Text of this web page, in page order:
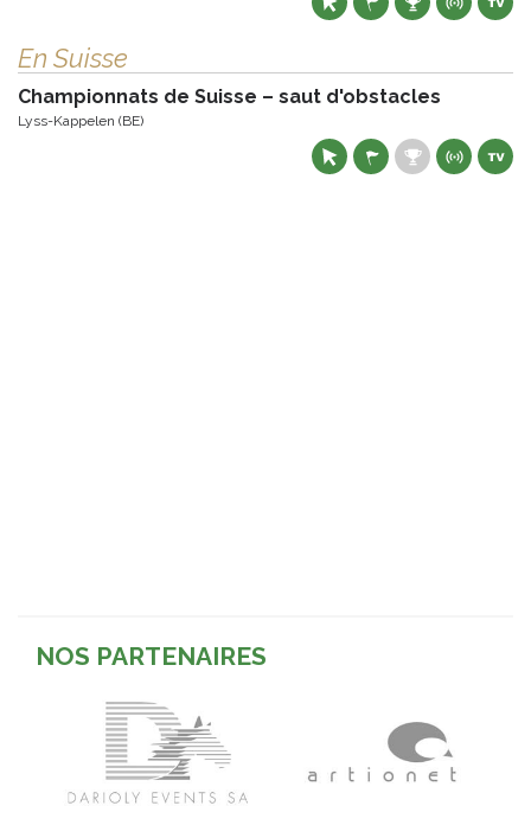
En Suisse
Championnats de Suisse – saut d'obstacles
Lyss-Kappelen (BE)
NOS PARTENAIRES